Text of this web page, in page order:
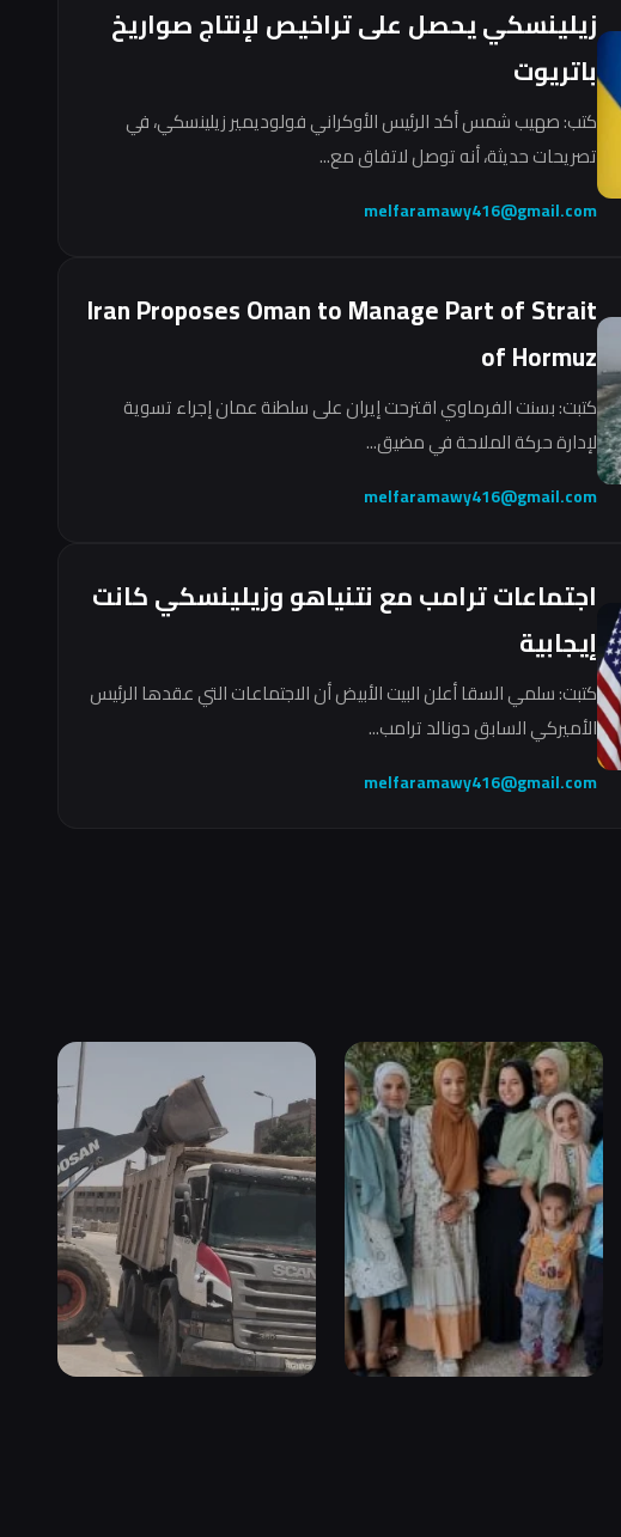
زيلينسكي يحصل على تراخيص لإنتاج صواريخ
باتريوت
كتب: صهيب شمس أكد الرئيس الأوكراني فولوديمير زيلينسكي، في
تصريحات حديثة، أنه توصل لاتفاق مع...
melfaramawy416@gmail.com
Iran Proposes Oman to Manage Part of Strait
of Hormuz
كتبت: بسنت الفرماوي اقترحت إيران على سلطنة عمان إجراء تسوية
لإدارة حركة الملاحة في مضيق...
melfaramawy416@gmail.com
اجتماعات ترامب مع نتنياهو وزيلينسكي كانت
إيجابية
كتبت: سلمي السقا أعلن البيت الأبيض أن الاجتماعات التي عقدها الرئيس
الأميركي السابق دونالد ترامب...
melfaramawy416@gmail.com